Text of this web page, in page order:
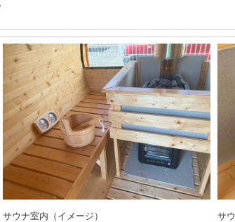
サウナ室内（イメージ） サ